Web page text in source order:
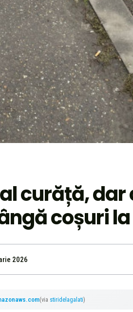
curăță,
coșuri
2026
(via stiridelagalati)